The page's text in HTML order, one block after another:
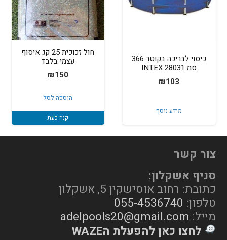
כיסוי לבריכה בקוטר 366
סמ INTEX 28031
₪103
מידע נוסף
חול זכוכית 25 קג איסוף
עצמי בלבד
₪150
הוספה לסל
קנה כעת
צור קשר
סניף אשקלון:
כתובת: רחוב אוסישקין 5, אשקלון
טלפון: 055-4536740
מייל: adelpools20@gmail.com
לחצו כאן להפעלת הWAZE